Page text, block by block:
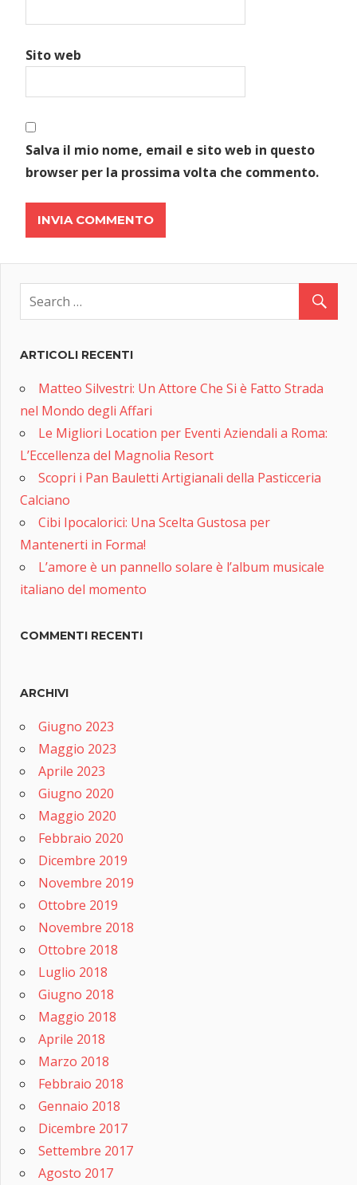
Sito web
Salva il mio nome, email e sito web in questo
browser per la prossima volta che commento.
ARTICOLI RECENTI
Matteo Silvestri: Un Attore Che Si è Fatto Strada
nel Mondo degli Affari
Le Migliori Location per Eventi Aziendali a Roma:
L’Eccellenza del Magnolia Resort
Scopri i Pan Bauletti Artigianali della Pasticceria
Calciano
Cibi Ipocalorici: Una Scelta Gustosa per
Mantenerti in Forma!
L’amore è un pannello solare è l’album musicale
italiano del momento
COMMENTI RECENTI
ARCHIVI
Giugno 2023
Maggio 2023
Aprile 2023
Giugno 2020
Maggio 2020
Febbraio 2020
Dicembre 2019
Novembre 2019
Ottobre 2019
Novembre 2018
Ottobre 2018
Luglio 2018
Giugno 2018
Maggio 2018
Aprile 2018
Marzo 2018
Febbraio 2018
Gennaio 2018
Dicembre 2017
Settembre 2017
Agosto 2017